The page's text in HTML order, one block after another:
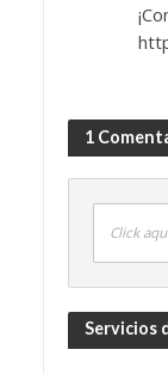
1
Click
Servicios